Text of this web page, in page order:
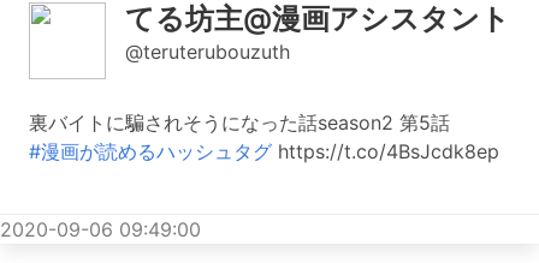
てる坊主@漫画アシスタント
@teruterubouzuth
裏バイトに騙されそうになった話season2 第5話
#漫画が読めるハッシュタグ https://t.co/4BsJcdk8ep
2020-09-06 09:49:00